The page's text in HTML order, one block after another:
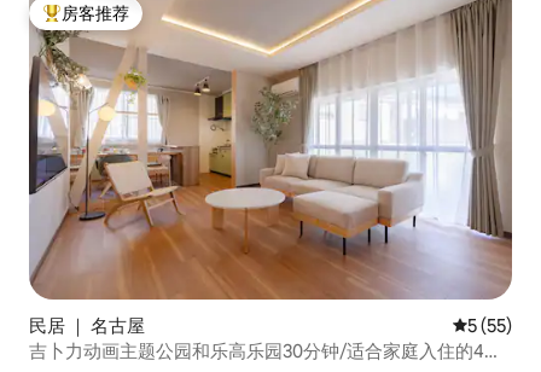
热门「房客推荐」
房客推荐
民居 ｜ 名古屋 平均评分
5 (55)
吉卜力动画主题公园和乐高乐园30分钟/适合家庭入住的4间